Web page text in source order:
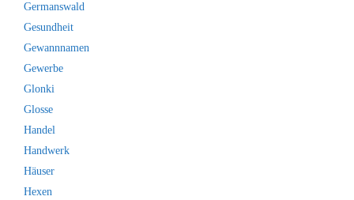
Germanswald
Gesundheit
Gewannnamen
Gewerbe
Glonki
Glosse
Handel
Handwerk
Häuser
Hexen